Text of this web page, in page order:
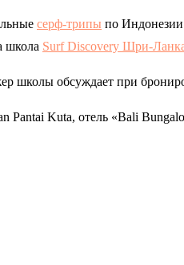
серф-трипы по Индонезии
школа Surf Discovery Шри-
школы обсуждает при
Pantai Kuta, отель «Bali